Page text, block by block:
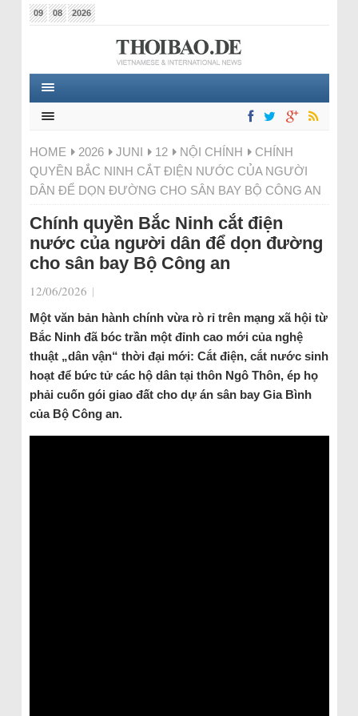
09 08 2026
HOME 2026 JUNI 12 NỘI CHÍNH
CHÍNH
QUYỀN BẮC NINH CẮT ĐIỆN NƯỚC CỦA NGƯỜI
DÂN ĐỂ DỌN ĐƯỜNG CHO SÂN BAY BỘ CÔNG AN
Chính quyền Bắc Ninh cắt điện
nước của người dân để dọn đường
cho sân bay Bộ Công an
12/06/2026 |
Một văn bản hành chính vừa rò rỉ trên mạng xã hội từ
Bắc Ninh đã bóc trần một đỉnh cao mới của nghệ
thuật „dân vận“ thời đại mới: Cắt điện, cắt nước sinh
hoạt để bức tử các hộ dân tại thôn Ngô Thôn, ép họ
phải cuốn gói giao đất cho dự án sân bay Gia Bình
của Bộ Công an.